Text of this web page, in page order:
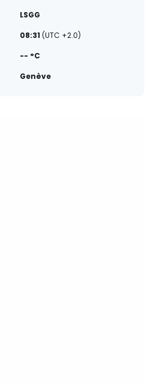
LSGG
08:31 (UTC +2.0)
-- °C
Genève